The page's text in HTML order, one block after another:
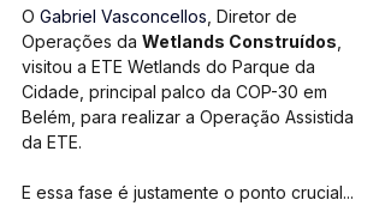
O Gabriel Vasconcellos , Diretor de
Operações da Wetlands Construídos
visitou a ETE Wetlands do Parque da
Cidade, principal palco da COP-30 em
Belém, para realizar a Operação Assistida
da ETE.
E essa fase é justamente o ponto crucial...